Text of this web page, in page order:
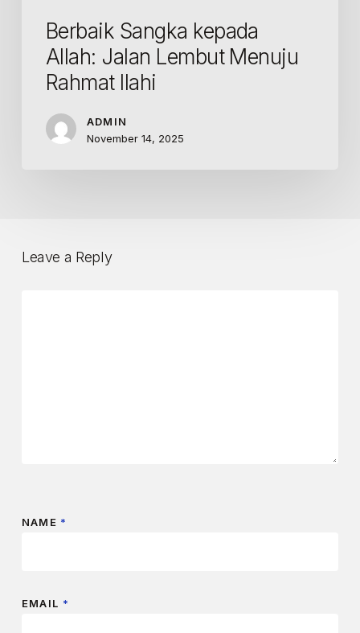
Berbaik Sangka kepada
Allah: Jalan Lembut Menuju
Rahmat Ilahi
ADMIN
November 14, 2025
Leave a Reply
NAME *
EMAIL *